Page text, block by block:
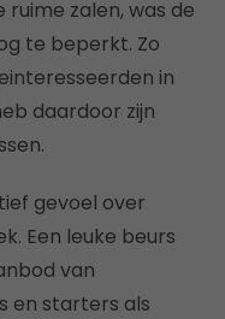
ruime zalen, was de
te beperkt. Zo
in
daardoor zijn
gevoel over
Een leuke beurs
van
en starters als